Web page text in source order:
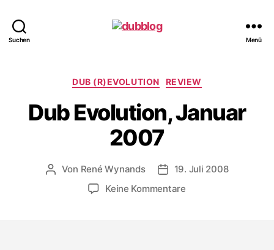
Suchen Menü
Kategorien
DUB (R)EVOLUTION REVIEW
Dub Evolution, Januar
2007
Beitragsautor
Von René Wynands Veröffentlichungsdatum
19. Juli 2008
Keine Kommentarezu